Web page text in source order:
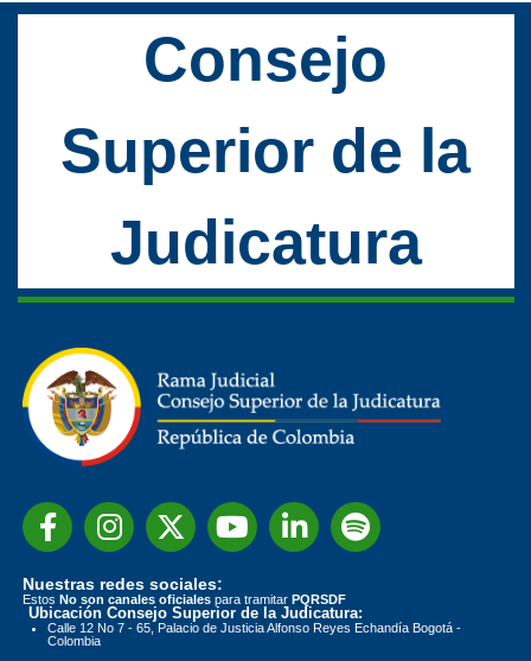
Consejo
Superior de la
Judicatura
Nuestras redes sociales:
Estos No son canales oficiales para tramitar PQRSDF
Ubicación Consejo Superior de la Judicatura:
Calle 12 No 7 - 65, Palacio de Justicia Alfonso Reyes Echandía Bogotá -
Colombia